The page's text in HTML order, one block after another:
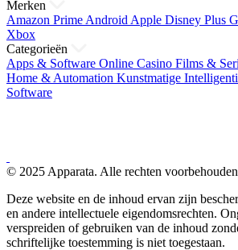
Merken
Amazon Prime Android Apple Disney Plus
Xbox
Categorieën
Apps & Software Online Casino Films &
Home & Automation Kunstmatige
Software
© 2025 Apparata. Alle rechten
Deze website en de inhoud ervan zijn
en andere intellectuele eigendomsrechten.
verspreiden of gebruiken van de inhoud
schriftelijke toestemming is niet toegestaan.